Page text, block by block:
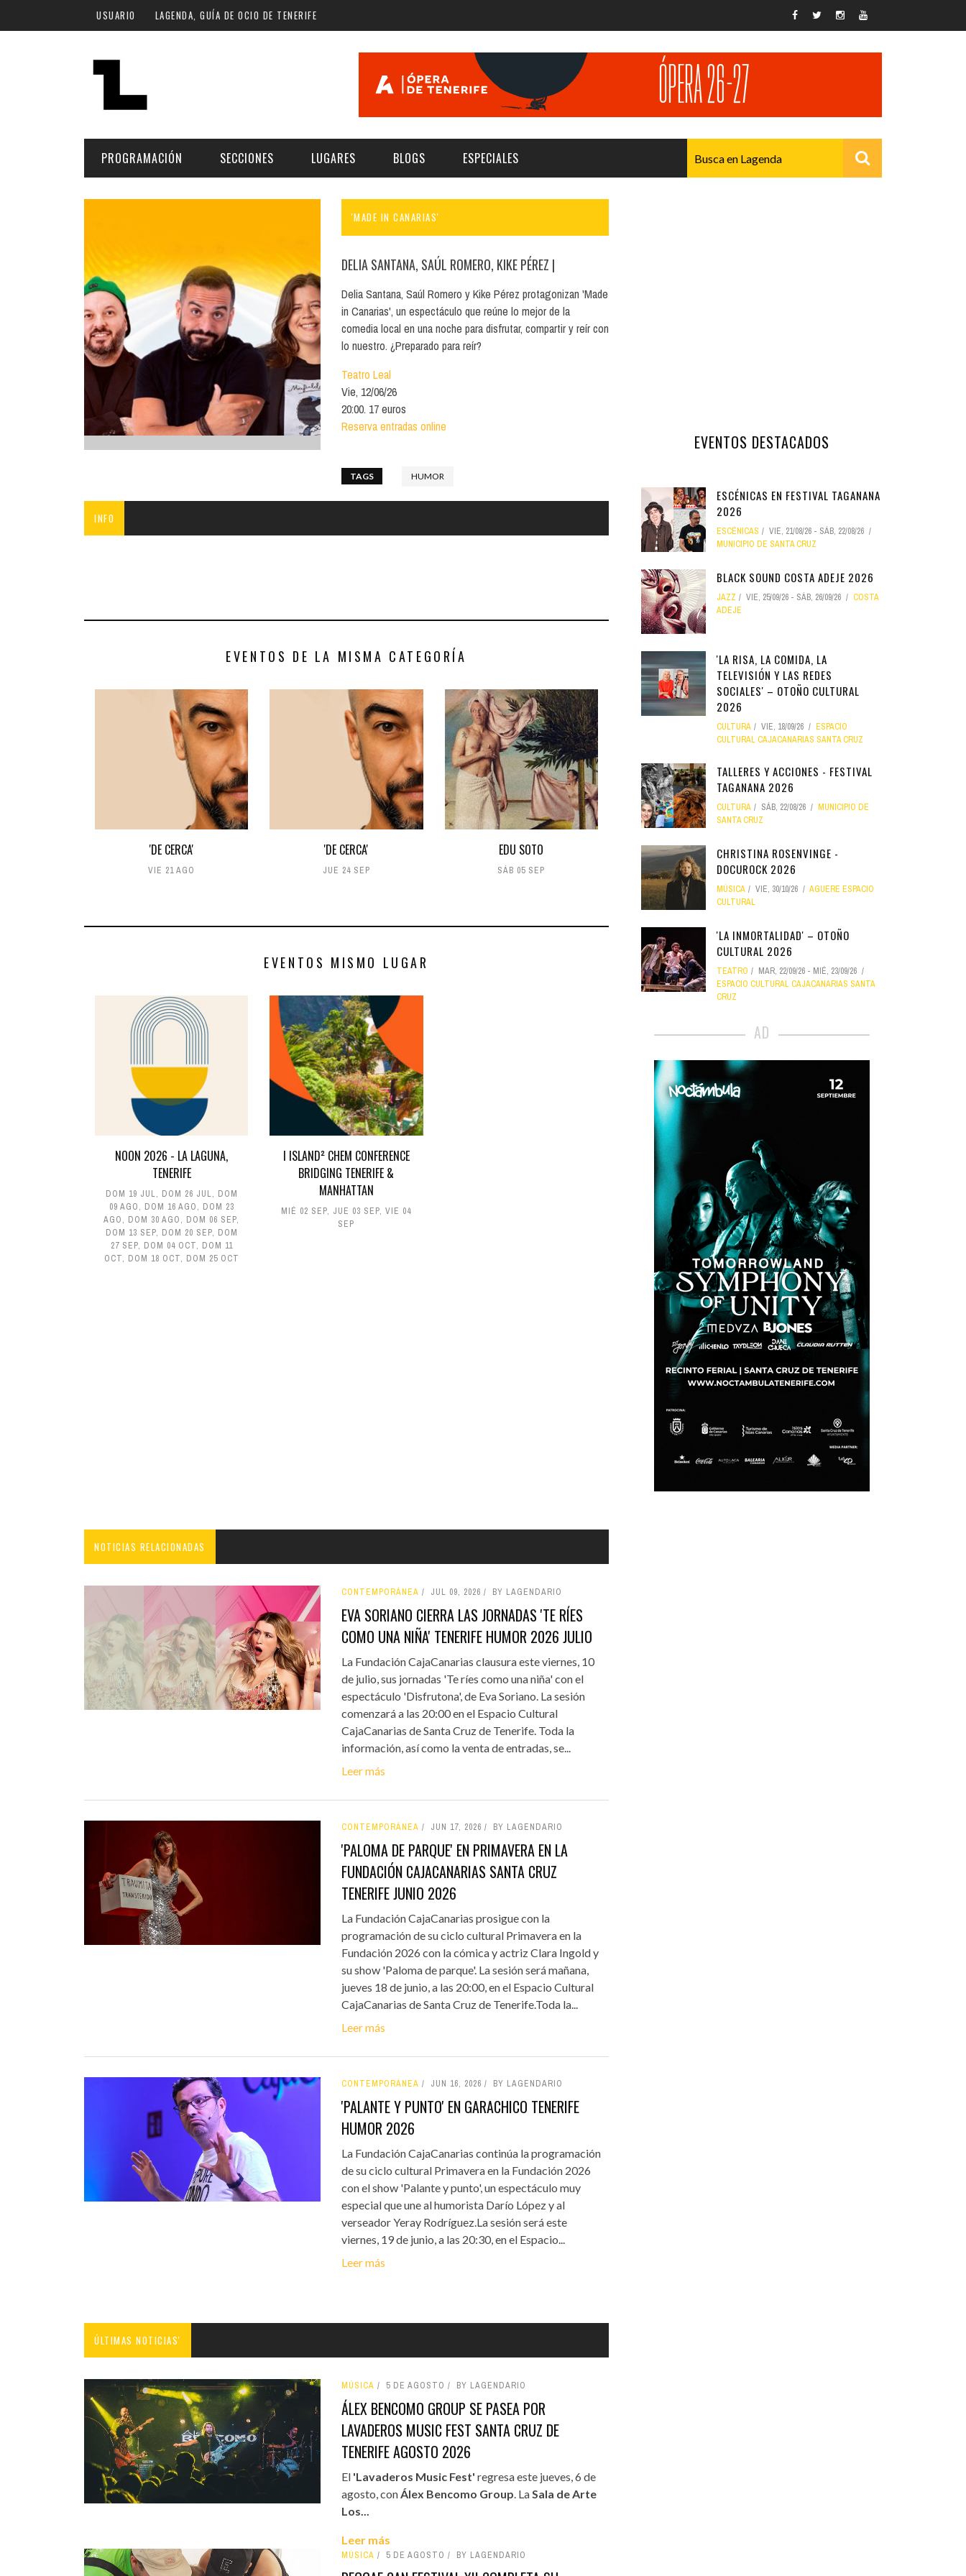
Pasar al contenido principal
USUARIO LAGENDA, GUÍA DE OCIO DE TENERIFE
PROGRAMACIÓN
Hoy
Plan Finde
Norte
Santa Cruz | La Laguna
Cultura
Deporte y Naturaleza
Gastro
SECCIONES
CULTURA
GASTRONOMÍA
INFANTIL
LUGARES
ARTE | MUSEOS
ESPACIOS CULTURALES
NOCHE
LOCALES CON ACTUACIONES
COMERCIO
GASTRO
FORMATIVO
BLOGS ESPECIALES
XXVII VERANO DE CUENTO
'MADE IN CANARIAS'
DELIA SANTANA, SAÚL ROMERO, KIKE PÉREZ |
Delia Santana, Saúl Romero y Kike Pérez protagonizan 'Made
in Canarias', un espectáculo que reúne lo mejor de la
comedia local en una noche para disfrutar, compartir y reír con
lo nuestro. ¿Preparado para reír?
Teatro Leal
Vie, 12/06/26
20:00. 17 euros
Reserva entradas online
TAGS HUMOR
INFO
EVENTOS DE LA MISMA CATEGORÍA
'DE CERCA'
VIE 21 AGO
'DE CERCA'
JUE 24 SEP
EDU SOTO
SÁB 05 SEP
EVENTOS MISMO LUGAR
NOON 2026 - LA LAGUNA,
TENERIFE
DOM 19 JUL, DOM 26 JUL, DOM
09 AGO, DOM 16 AGO, DOM 23
AGO, DOM 30 AGO, DOM 06 SEP,
DOM 13 SEP, DOM 20 SEP, DOM
27 SEP, DOM 04 OCT, DOM 11
OCT, DOM 18 OCT, DOM 25 OCT
I ISLAND² CHEM CONFERENCE
BRIDGING TENERIFE &
MANHATTAN
MIÉ 02 SEP, JUE 03 SEP,VIE 04
SEP
NOTICIAS RELACIONADAS
CONTEMPORÁNEA JUL 09, 2026 BY LAGENDARIO
EVA SORIANO CIERRA LAS JORNADAS 'TE RÍES
COMO UNA NIÑA' TENERIFE HUMOR 2026 JULIO
La Fundación CajaCanarias clausura este viernes, 10
de julio, sus jornadas 'Te ríes como una niña' con el
espectáculo 'Disfrutona', de Eva Soriano. La sesión
comenzará a las 20:00 en el Espacio Cultural
CajaCanarias de Santa Cruz de Tenerife. Toda la
información, así como la venta de entradas, se...
Leer más
CONTEMPORÁNEA JUN 17, 2026 BY LAGENDARIO
'PALOMA DE PARQUE' EN PRIMAVERA EN LA
FUNDACIÓN CAJACANARIAS SANTA CRUZ
TENERIFE JUNIO 2026
La Fundación CajaCanarias prosigue con la
programación de su ciclo cultural Primavera en la
Fundación 2026 con la cómica y actriz Clara Ingold y
su show 'Paloma de parque'. La sesión será mañana,
jueves 18 de junio, a las 20:00, en el Espacio Cultural
CajaCanarias de Santa Cruz de Tenerife.Toda la...
Leer más
CONTEMPORÁNEA JUN 16, 2026 BY LAGENDARIO
'PALANTE Y PUNTO' EN GARACHICO TENERIFE
HUMOR 2026
La Fundación CajaCanarias continúa la programación
de su ciclo cultural Primavera en la Fundación 2026
con el show 'Palante y punto', un espectáculo muy
especial que une al humorista Darío López y al
verseador Yeray Rodríguez.La sesión será este
viernes, 19 de junio, a las 20:30, en el Espacio...
Leer más
ÚLTIMAS NOTICIAS'
MÚSICA 5 DE AGOSTO BY LAGENDARIO
ÁLEX BENCOMO GROUP SE PASEA POR
LAVADEROS MUSIC FEST SANTA CRUZ DE
TENERIFE AGOSTO 2026
El 'Lavaderos Music Fest' regresa este jueves, 6 de
agosto, conÁlex Bencomo Group. LaSala de Arte
Los...
Leer más
MÚSICA 5 DE AGOSTO BY LAGENDARIO
EVENTOS DESTACADOS
ESCÉNICAS EN FESTIVAL TAGANANA
2026
ESCÉNICAS VIE, 21/08/26 - SÁB, 22/08/26
MUNICIPIO DE SANTA CRUZ
BLACK SOUND COSTA ADEJE 2026
JAZZ VIE, 25/09/26 - SÁB, 26/09/26
COSTA
ADEJE
'LA RISA, LA COMIDA, LA
TELEVISIÓN Y LAS REDES
SOCIALES' – OTOÑO CULTURAL
2026
CULTURA VIE, 18/09/26
ESPACIO
CULTURAL CAJACANARIAS SANTA CRUZ
TALLERES Y ACCIONES - FESTIVAL
TAGANANA 2026
CULTURA SÁB, 22/08/26
MUNICIPIO DE
SANTA CRUZ
CHRISTINA ROSENVINGE -
DOCUROCK 2026
MÚSICA VIE, 30/10/26
AGUERE ESPACIO
CULTURAL
'LA INMORTALIDAD' – OTOÑO
CULTURAL 2026
TEATRO MAR, 22/09/26 - MIÉ, 23/09/26
ESPACIO CULTURAL CAJACANARIAS SANTA
CRUZ
AD